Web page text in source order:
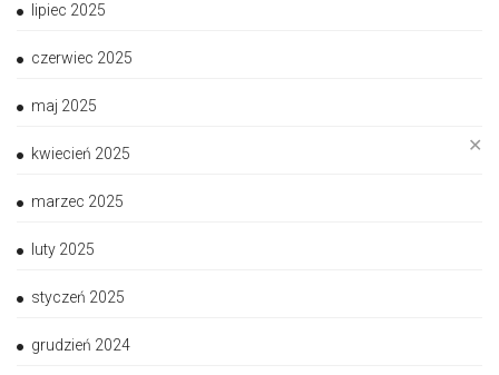
✕
lipiec 2025
czerwiec 2025
maj 2025
kwiecień 2025
marzec 2025
luty 2025
styczeń 2025
grudzień 2024